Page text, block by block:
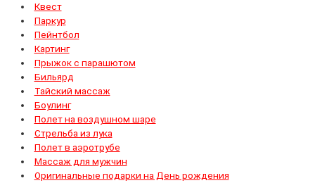
Квест
Паркур
Пейнтбол
Картинг
Прыжок с парашютом
Бильярд
Тайский массаж
Боулинг
Полет на воздушном шаре
Стрельба из лука
Полет в аэротрубе
Массаж для мужчин
Оригинальные подарки на День рождения